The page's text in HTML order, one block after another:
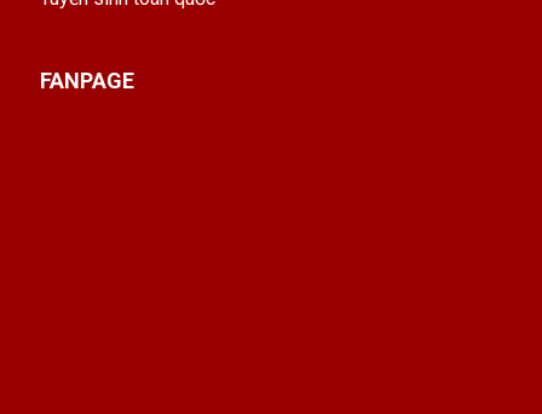
FANPAGE